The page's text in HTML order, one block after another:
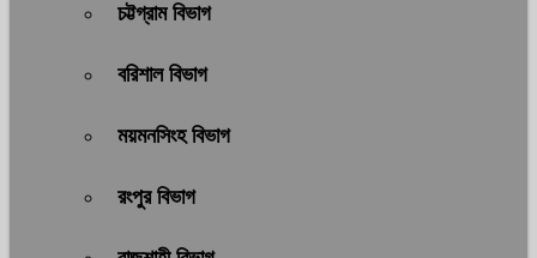
চট্টগ্রাম বিভাগ
বরিশাল বিভাগ
ময়মনসিংহ বিভাগ
রংপুর বিভাগ